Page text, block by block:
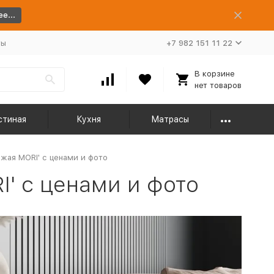
+7 982 151 11 22
В корзине
нет товаров
Кухня Матрасы
MORI' с ценами и фото
с ценами и фото